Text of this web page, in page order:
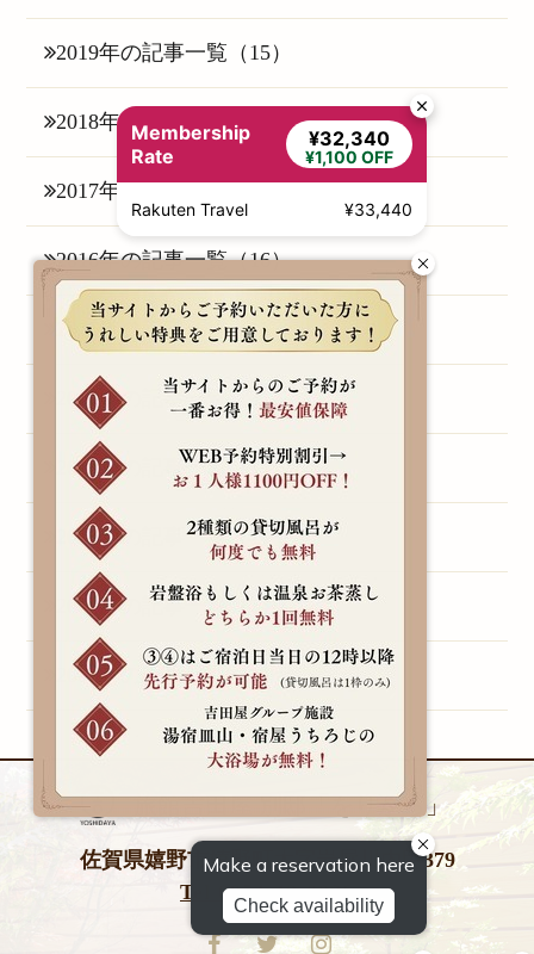
2019年の記事一覧（15）
2018年の記事一覧（25）
2017年の記事一覧（6）
2016年の記事一覧（16）
2015年の記事一覧（1）
2014年の記事一覧（3）
2013年の記事一覧（1）
2011年の記事一覧（1）
2010年の記事一覧（1）
2009年の記事一覧（1）
旅館吉田屋 別邸「をりから」
佐賀県嬉野市嬉野町大字岩屋川内甲379
Tel 0954-42-0026
Membership
Rate
¥32,340
¥1,100 OFF
Rakuten Travel ¥33,440